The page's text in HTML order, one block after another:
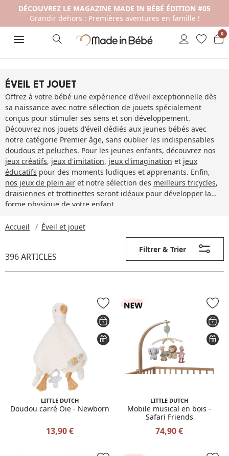
DÉCOUVREZ LE MAGAZINE MADE IN BÉBÉ ÉDITION #05
Grandir dehors : Premières aventures en famille !
0
ÉVEIL ET JOUET
Offrez à votre bébé une expérience d'éveil exceptionnelle dès
sa naissance avec notre sélection de jouets spécialement
conçus pour stimuler ses sens et son développement.
Découvrez nos jouets d'éveil dédiés aux jeunes bébés avec
notre catégorie Premier âge, sans oublier les indispensables
doudous et peluches. Pour les jeunes enfants, découvrez nos
jeux créatifs, jeux d'imitation, jeux d'imagination et jeux
éducatifs pour des moments ludiques et apprenants. Enfin,
nos jeux de plein air et notre sélection des meilleurs tricycles,
draisiennes et trottinettes seront idéaux pour développer la
forme physique de votre enfant.
Accueil Éveil et jouet
396 ARTICLES
Filtrer & Trier
LITTLE DUTCH
Doudou carré Oie - Newborn
13,90 €
LITTLE DUTCH
Mobile musical en bois -
Safari Friends
74,90 €